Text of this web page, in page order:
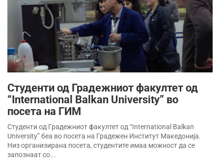
Студенти од Градежниот факултет од
“International Balkan University” во
посета на ГИМ
Студенти од Градежниот факултет од “International Balkan
University” беа во посета на Градежен Институт Македонија.
Низ организирана посета, студентите имаа можност да се
запознаат со...